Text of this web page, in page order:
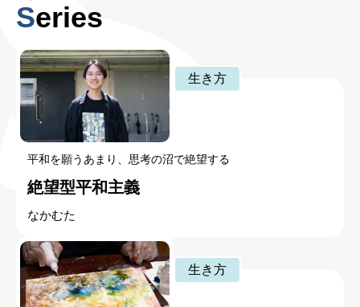
Series
生き方
平和を願うあまり、思考の沼で絶望する
絶望型平和主義
なかむた
生き方